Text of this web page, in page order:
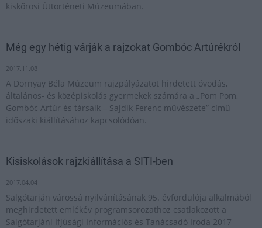
kiskőrösi Úttörténeti Múzeumában.
Még egy hétig várják a rajzokat Gombóc Artúrékról
2017.11.08
A Dornyay Béla Múzeum rajzpályázatot hirdetett óvodás,
általános- és középiskolás gyermekek számára a „Pom Pom,
Gombóc Artúr és társaik – Sajdik Ferenc művészete” című
időszaki kiállításához kapcsolódóan.
Kisiskolások rajzkiállítása a SITI-ben
2017.04.04
Salgótarján várossá nyilvánításának 95. évfordulója alkalmából
meghirdetett emlékév programsorozathoz csatlakozott a
Salgótarjáni Ifjúsági Információs és Tanácsadó Iroda 2017